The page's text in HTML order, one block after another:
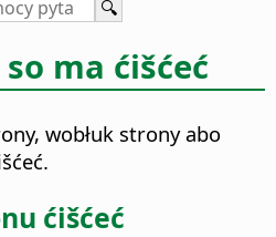
ma ćišćeć
wobłuk strony abo
ćišćeć